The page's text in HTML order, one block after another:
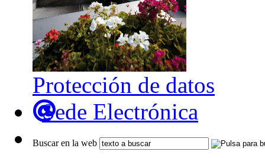
Protección de datos
Sede Electrónica
Buscar en la web